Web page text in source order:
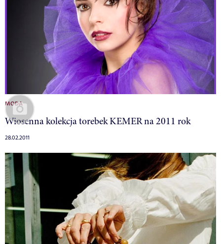
MODA
Wiosenna kolekcja torebek KEMER na 2011 rok
28.02.2011